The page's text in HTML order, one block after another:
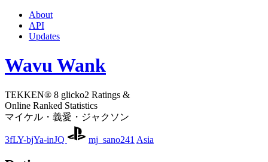
About
API
Updates
Wavu Wank
TEKKEN® 8 glicko2 Ratings &
Online Ranked Statistics
マイケル・義愛・ジャクソン
3fLY-bjYa-inJQ mj_sano241 Asia